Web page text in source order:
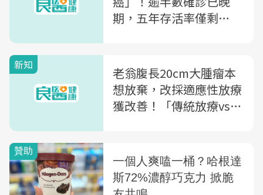
期，五年存活率僅剩
新知
老翁腹長20cm大腫瘤本
想放棄，改採適應性放療
獲改善！「傳統放療vs.